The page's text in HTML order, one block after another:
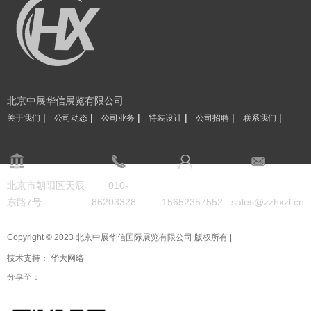
北京中展华信展览有限公司
关于我们 | 公司动态 | 公司业务 | 特装设计 | 公司招聘 | 联系我们 |
北京市朝阳区天辰
东路7号
010-
86203328
15652357552 sales@zzhxzl.cn
Copyright © 2023 北京中展华信国际展览有限公司 版权所有 |
技术支持： 华大网络
分享至：